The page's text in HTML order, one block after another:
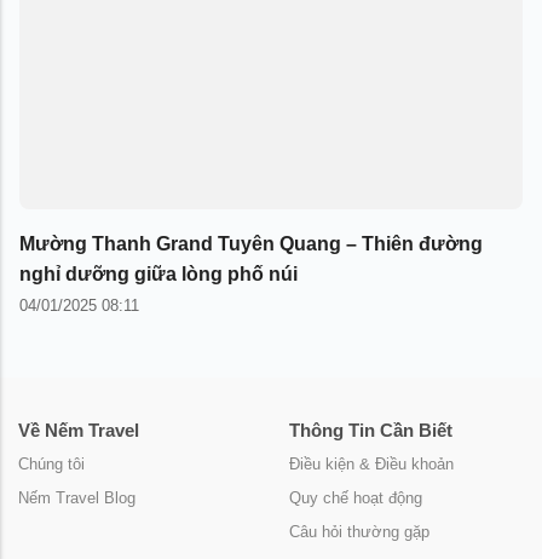
Mường Thanh Grand Tuyên Quang – Thiên đường
nghỉ dưỡng giữa lòng phố núi
04/01/2025 08:11
Về Nếm Travel
Chúng tôi
Nếm Travel Blog
Thông Tin Cần Biết
Điều kiện & Điều khoản
Quy chế hoạt động
Câu hỏi thường gặp